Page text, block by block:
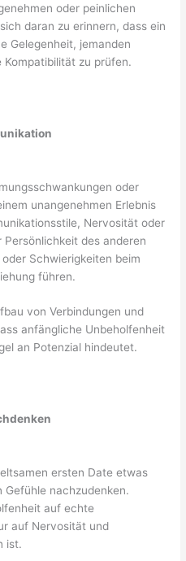
oder peinlichen
daran zu erinnern, dass ein
Gelegenheit, jemanden
Kompatibilität zu prüfen.
oder
unangenehmen Erlebnis
Nervosität oder
des anderen
Schwierigkeiten beim
führen.
von Verbindungen und
anfängliche Unbeholfenheit
an Potenzial hindeutet.
ersten Date etwas
Gefühle nachzudenken.
auf echte
auf Nervosität und
ist.